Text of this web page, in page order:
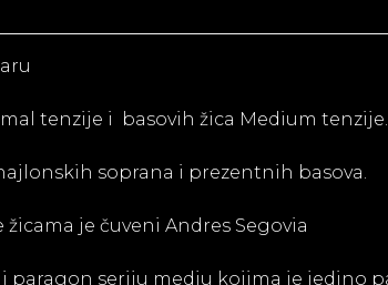
tenzije i basovih žica Medium tenzije.
soprana i prezentnih basova.
je čuveni Andres Segovia
paragon seriju medju kojima je jedino